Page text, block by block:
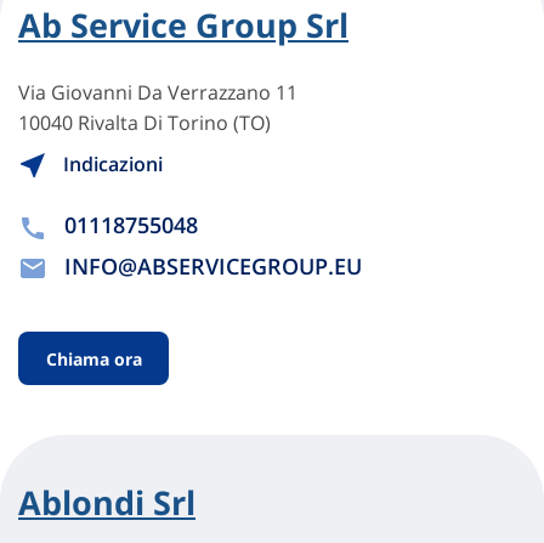
Ab Service Group Srl
Via Giovanni Da Verrazzano 11
10040 Rivalta Di Torino (TO)
Indicazioni
01118755048
INFO@ABSERVICEGROUP.EU
Chiama ora
Ablondi Srl